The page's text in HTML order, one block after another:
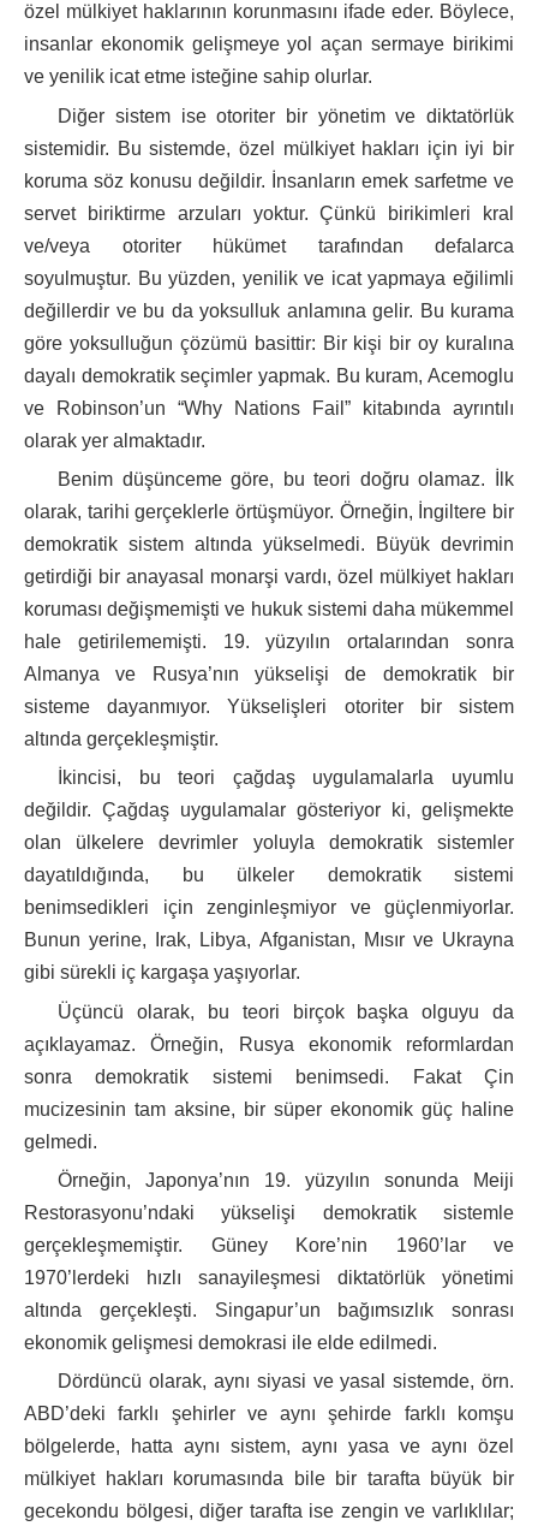
özel mülkiyet haklarının korunmasını ifade eder. Böylece,
insanlar ekonomik gelişmeye yol açan sermaye birikimi
ve yenilik icat etme isteğine sahip olurlar.
Diğer sistem ise otoriter bir yönetim ve diktatörlük
sistemidir. Bu sistemde, özel mülkiyet hakları için iyi bir
koruma söz konusu değildir. İnsanların emek sarfetme ve
servet biriktirme arzuları yoktur. Çünkü birikimleri kral
ve/veya otoriter hükümet tarafından defalarca
soyulmuştur. Bu yüzden, yenilik ve icat yapmaya eğilimli
değillerdir ve bu da yoksulluk anlamına gelir. Bu kurama
göre yoksulluğun çözümü basittir: Bir kişi bir oy kuralına
dayalı demokratik seçimler yapmak. Bu kuram, Acemoglu
ve Robinson’un “Why Nations Fail” kitabında ayrıntılı
olarak yer almaktadır.
Benim düşünceme göre, bu teori doğru olamaz. İlk
olarak, tarihi gerçeklerle örtüşmüyor. Örneğin, İngiltere bir
demokratik sistem altında yükselmedi. Büyük devrimin
getirdiği bir anayasal monarşi vardı, özel mülkiyet hakları
koruması değişmemişti ve hukuk sistemi daha mükemmel
hale getirilememişti. 19. yüzyılın ortalarından sonra
Almanya ve Rusya’nın yükselişi de demokratik bir
sisteme dayanmıyor. Yükselişleri otoriter bir sistem
altında gerçekleşmiştir.
İkincisi, bu teori çağdaş uygulamalarla uyumlu
değildir. Çağdaş uygulamalar gösteriyor ki, gelişmekte
olan ülkelere devrimler yoluyla demokratik sistemler
dayatıldığında, bu ülkeler demokratik sistemi
benimsedikleri için zenginleşmiyor ve güçlenmiyorlar.
Bunun yerine, Irak, Libya, Afganistan, Mısır ve Ukrayna
gibi sürekli iç kargaşa yaşıyorlar.
Üçüncü olarak, bu teori birçok başka olguyu da
açıklayamaz. Örneğin, Rusya ekonomik reformlardan
sonra demokratik sistemi benimsedi. Fakat Çin
mucizesinin tam aksine, bir süper ekonomik güç haline
gelmedi.
Örneğin, Japonya’nın 19. yüzyılın sonunda Meiji
Restorasyonu’ndaki yükselişi demokratik sistemle
gerçekleşmemiştir. Güney Kore’nin 1960’lar ve
1970’lerdeki hızlı sanayileşmesi diktatörlük yönetimi
altında gerçekleşti. Singapur’un bağımsızlık sonrası
ekonomik gelişmesi demokrasi ile elde edilmedi.
Dördüncü olarak, aynı siyasi ve yasal sistemde, örn.
ABD’deki farklı şehirler ve aynı şehirde farklı komşu
bölgelerde, hatta aynı sistem, aynı yasa ve aynı özel
mülkiyet hakları korumasında bile bir tarafta büyük bir
gecekondu bölgesi, diğer tarafta ise zengin ve varlıklılar;